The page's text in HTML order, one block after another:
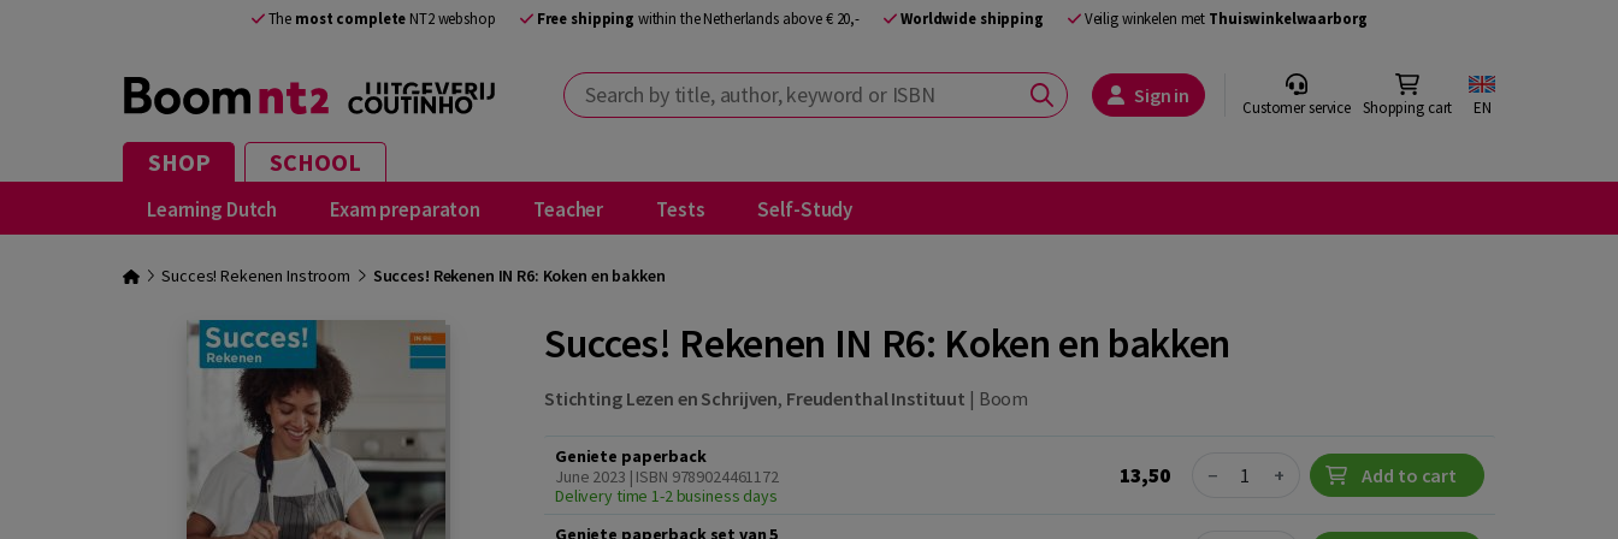
The most complete NT2 webshop Free shipping within the Netherlands above € 20,- Worldwide shipping Veilig winkelen met Thuiswinkelwaarborg
Search by title, author, keyword or ISBN Sign in Customer service Shopping cart EN
SHOP SCHOOL
Learning Dutch Exam preparaton Teacher Tests Self-Study
Succes! Rekenen Instroom Succes! Rekenen IN R6: Koken en bakken
Succes! Rekenen IN R6: Koken en bakken
Stichting Lezen en Schrijven, Freudenthal Instituut | Boom
Geniete paperback
June 2023 | ISBN 9789024461172
Delivery time 1-2 business days
13,50 Quantity
− + Add to cart
Geniete paperback set van 5